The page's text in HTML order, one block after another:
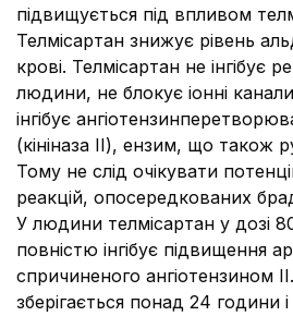
підвищується під впливом
Телмісартан знижує рівень
крові. Телмісартан не інгібує
людини, не блокує іонні
інгібує
(кініназа ІІ), ензим, що також
Тому не слід очікувати
реакцій, опосередкованих
У людини телмісартан у дозі
повністю інгібує підвищення
спричиненого ангіотензином
зберігається понад 24 години